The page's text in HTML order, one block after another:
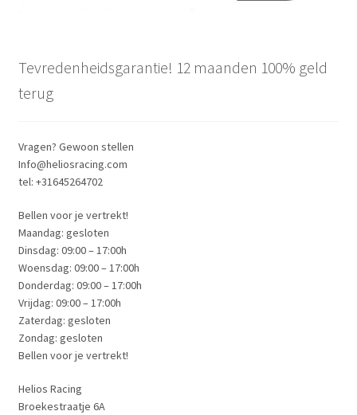
Tevredenheidsgarantie! 12 maanden 100% geld
terug
Vragen? Gewoon stellen
Info@heliosracing.com
tel: +31645264702
Bellen voor je vertrekt!
Maandag: gesloten
Dinsdag: 09:00 – 17:00h
Woensdag: 09:00 – 17:00h
Donderdag: 09:00 – 17:00h
Vrijdag: 09:00 – 17:00h
Zaterdag: gesloten
Zondag: gesloten
Bellen voor je vertrekt!
Helios Racing
Broekestraatje 6A